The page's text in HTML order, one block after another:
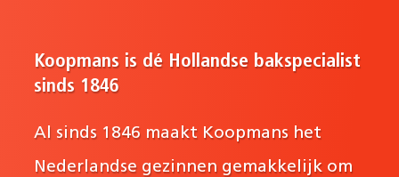
Koopmans is dé Hollandse bakspecialist
sinds 1846
Al sinds 1846 maakt Koopmans het
Nederlandse gezinnen gemakkelijk om